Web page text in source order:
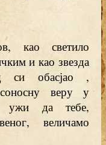
као светило
и као звезда
си обасјао ,
веру у
ужи да тебе,
величамо